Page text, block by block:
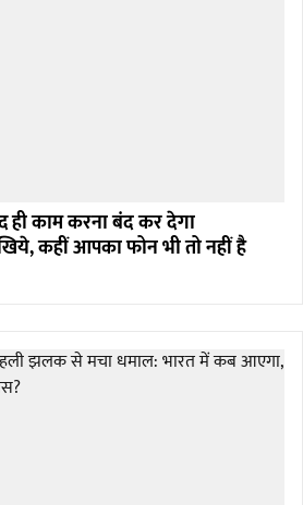
ही काम करना बंद कर देगा
कहीं आपका फोन भी तो नहीं है